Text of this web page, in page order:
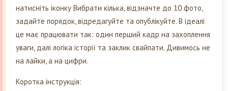
натисніть іконку Вибрати кілька, відзначте до 10 фото,
задайте порядок, відредагуйте та опублікуйте. В ідеалі
це має працювати так: один перший кадр на захоплення
уваги, далі логіка історії та заклик свайпати. Дивимось не
на лайки, а на цифри.
Коротка інструкція: